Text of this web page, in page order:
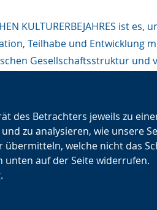
des Betrachters jeweils zu
zu analysieren, wie unsere
welche nicht das
unten auf der Seite widerrufen.
.
KULTURERBEJAHRES ist
Teilhabe und Entwicklung
Gesellschaftsstruktur
Kulturerbejahres